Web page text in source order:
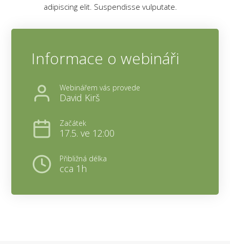
adipiscing elit. Suspendisse vulputate.
Informace o webináři
Webinářem vás provede
David Kirš
Začátek
17.5. ve 12:00
Přibližná délka
cca 1h